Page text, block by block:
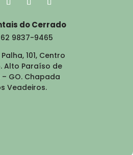
do Cerrado
9837-9465
101, Centro
Alto Paraíso de
– GO. Chapada
Veadeiros.